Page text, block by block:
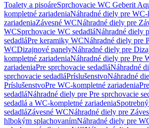
Toalety a pisoáreSprchovacie WC Geberit
kompletné zariadeniaNáhradné diely pre
zariadeniaZávesné WCNáhradné diely pre
WCSprchovacie WC sedadláNáhradné diely
sedadláPre keramiky WCNáhradné diely pre
WCDizajnové panelyNáhradné diely pre
kompletné zariadeniaNáhradné diely pre Pre
zariadeniaPre sprchovacie sedadláNáhradné
sprchovacie sedadláPríslušenstvoNáhradné
PríslušenstvoPre WC-kompletné zariadenia
sedadláNáhradné diely pre Pre sprchovacie
sedadlá a WC-kompletné zariadenia
sedadláZávesné WCNáhradné diely pre
hlbokým splachovanímNáhradné diely pre